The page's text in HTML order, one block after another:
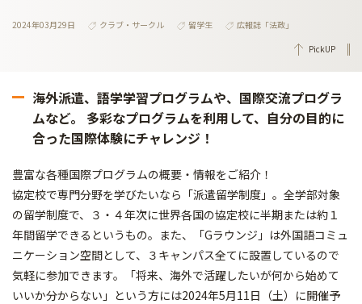
2024年03月29日 クラブ・サークル 留学生
広報誌「法政」
PickUP
海外派遣、語学学習プログラムや、国際交流プログラ
ムなど。 多彩なプログラムを利用して、自分の目的に
合った国際体験にチャレンジ！
豊富な各種国際プログラムの概要・情報をご紹介！
協定校で専門分野を学びたいなら「派遣留学制度」。全学部対象
の留学制度で、３・４年次に世界各国の協定校に半期または約１
年間留学できるというもの。また、「Gラウンジ」は外国語コミュ
ニケーション空間として、３キャンパス全てに設置しているので
気軽に参加できます。「将来、海外で活躍したいが何から始めて
いいか分からない」という方には2024年5月11日（土）に開催予